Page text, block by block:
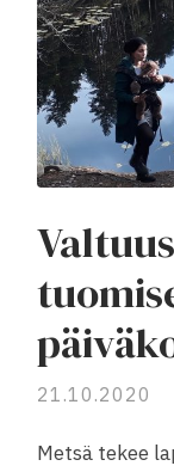
21.10.2020
Metsä tekee